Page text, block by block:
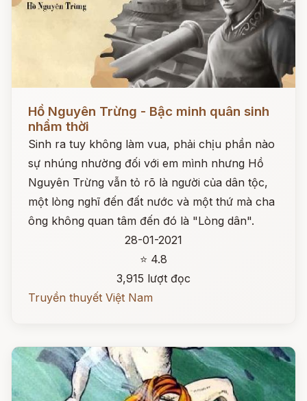
Đọc ngay
Hồ Nguyên Trừng - Bậc minh quân sinh
nhầm thời
Sinh ra tuy không làm vua, phải chịu phần nào
sự nhúng nhường đối với em mình nhưng Hồ
Nguyên Trừng vẫn tỏ rõ là người của dân tộc,
một lòng nghĩ đến đất nước và một thứ mà cha
ông không quan tâm đến đó là "Lòng dân".
28-01-2021
⭐ 4.8
3,915 lượt đọc
Truyền thuyết Việt Nam